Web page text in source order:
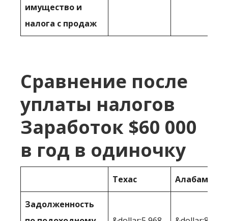
имущество и
налога с продаж
Сравнение после
уплаты налогов
Заработок $60 000
в год в одиночку
Техас Алабама
Задолженность